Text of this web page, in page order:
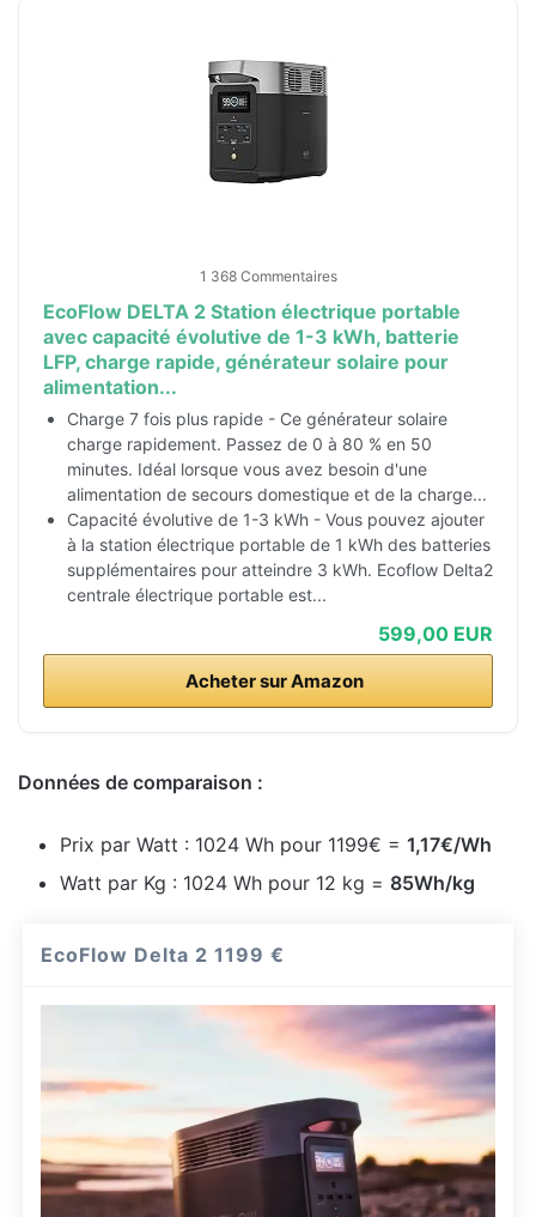
1 368 Commentaires
EcoFlow DELTA 2 Station électrique portable
avec capacité évolutive de 1-3 kWh, batterie
LFP, charge rapide, générateur solaire pour
alimentation...
Charge 7 fois plus rapide - Ce générateur solaire
charge rapidement. Passez de 0 à 80 % en 50
minutes. Idéal lorsque vous avez besoin d'une
alimentation de secours domestique et de la charge...
Capacité évolutive de 1-3 kWh - Vous pouvez ajouter
à la station électrique portable de 1 kWh des batteries
supplémentaires pour atteindre 3 kWh. Ecoflow Delta2
centrale électrique portable est...
599,00 EUR
Acheter sur Amazon
Données de comparaison :
Prix par Watt : 1024 Wh pour 1199€ = 1,17€/Wh
Watt par Kg : 1024 Wh pour 12 kg = 85Wh/kg
EcoFlow Delta 21199 €